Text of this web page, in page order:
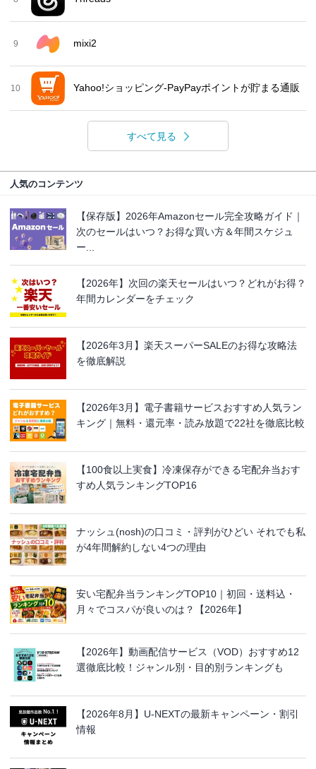
9 mixi2
10 Yahoo!ショッピング-PayPayポイントが貯まる通販
すべて見る
人気のコンテンツ
【保存版】2026年Amazonセール完全攻略ガイド｜
次のセールはいつ？お得な買い方＆年間スケジュ
ー...
【2026年】次回の楽天セールはいつ？どれがお得？
年間カレンダーをチェック
【2026年3月】楽天スーパーSALEのお得な攻略法
を徹底解説
【2026年3月】電子書籍サービスおすすめ人気ラン
キング｜無料・還元率・読み放題で22社を徹底比較
【100食以上実食】冷凍保存ができる宅配弁当おす
すめ人気ランキングTOP16
ナッシュ(nosh)の口コミ・評判がひどい それでも私
が4年間解約しない4つの理由
安い宅配弁当ランキングTOP10｜初回・送料込・
月々でコスパが良いのは？【2026年】
【2026年】動画配信サービス（VOD）おすすめ12
選徹底比較！ジャンル別・目的別ランキングも
【2026年8月】U-NEXTの最新キャンペーン・割引
情報